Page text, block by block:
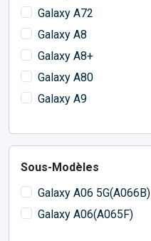
Galaxy A72
Galaxy A8
Galaxy A8+
Galaxy A80
Galaxy A9
Sous-Modèles
Galaxy A06 5G(A066B)
Galaxy A06(A065F)